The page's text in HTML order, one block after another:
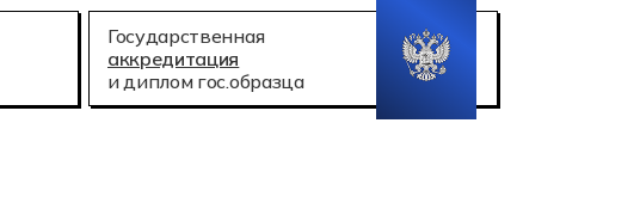
Государственная
аккредитация
и диплом гос.образца